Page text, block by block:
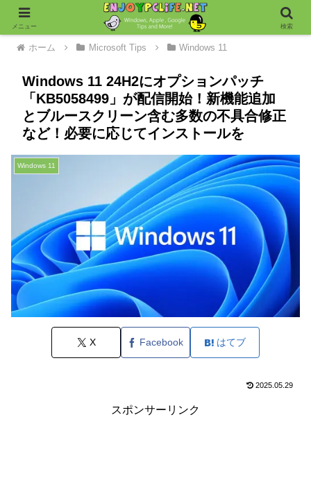
ホーム Microsoft Tips Windows 11
Windows 11 24H2にオプションパッチ
「KB5058499」が配信開始！新機能追加
とブルースクリーン含む多数の不具合修正
など！必要に応じてインストールを
Windows 11
X Facebook はてブ
2025.05.29
スポンサーリンク
メニュー 検索